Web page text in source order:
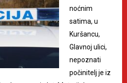
noćnim
satima, u
Kuršancu,
Glavnoj ulici,
nepoznati
počinitelj je iz